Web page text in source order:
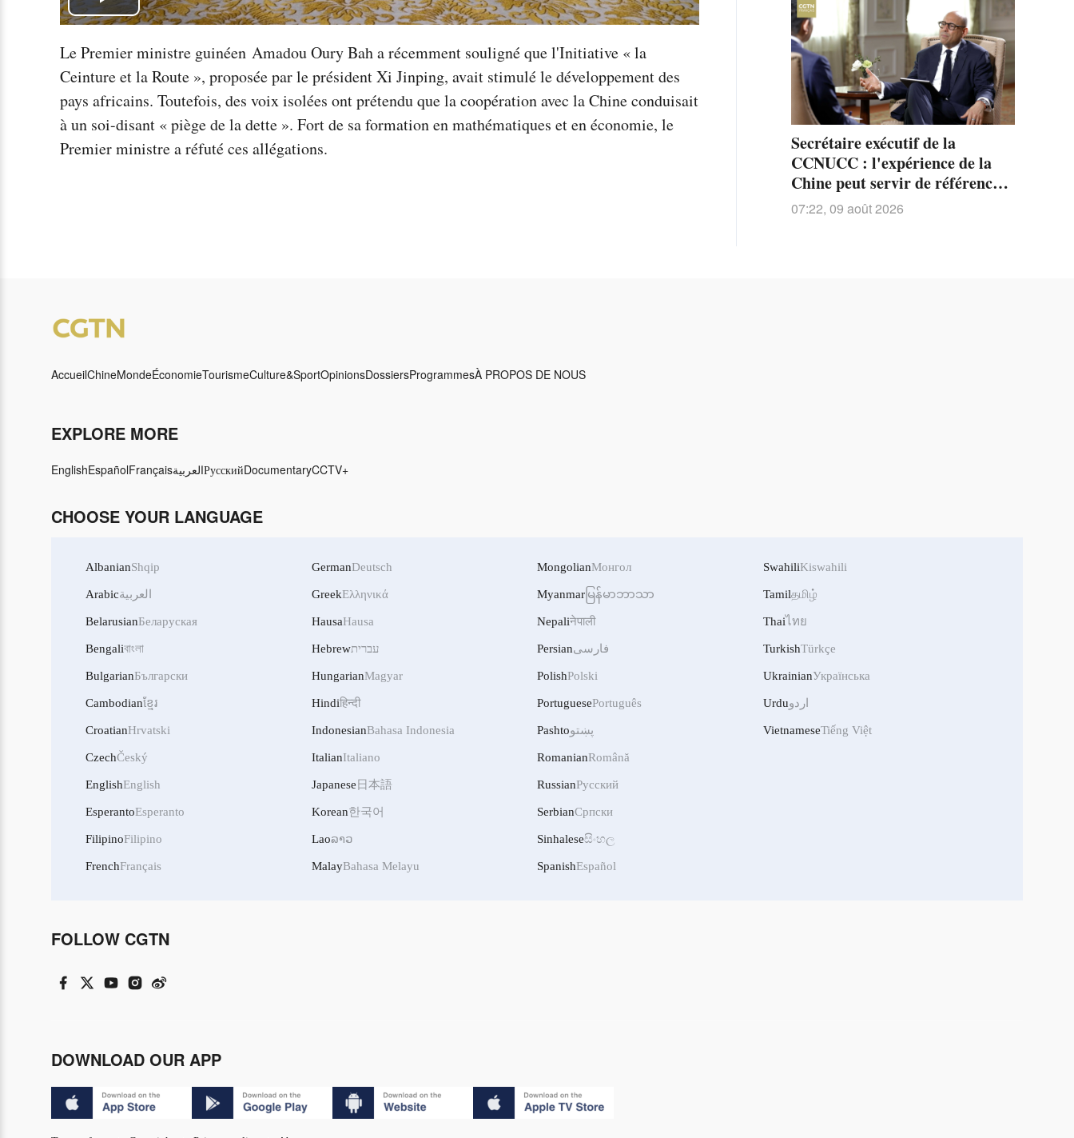
Play
Video
Le Premier ministre guinéen Amadou Oury Bah a récemment souligné que l'Initiative « la
Ceinture et la Route », proposée par le président Xi Jinping, avait stimulé le développement des
pays africains. Toutefois, des voix isolées ont prétendu que la coopération avec la Chine conduisait
à un soi-disant « piège de la dette ». Fort de sa formation en mathématiques et en économie, le
Premier ministre a réfuté ces allégations.
Secrétaire exécutif de la
CCNUCC : l'expérience de la
Chine peut servir de référence à
de nombreux pays
07:22, 09 août 2026
AccueilChineMondeÉconomieTourismeCulture&SportOpinionsDossiersProgrammesÀ PROPOS DE NOUS
EXPLORE MORE
EnglishEspañolFrançaisالعربيةРусскийDocumentaryCCTV+
CHOOSE YOUR LANGUAGE
AlbanianShqip
Arabicالعربية
BelarusianБеларуская
Bengaliবাংলা
BulgarianБългарски
Cambodianខ្មែរ
CroatianHrvatski
CzechČeský
EnglishEnglish
EsperantoEsperanto
FilipinoFilipino
FrenchFrançais
GermanDeutsch
GreekΕλληνικά
HausaHausa
Hebrewעברית
HungarianMagyar
Hindiहिन्दी
IndonesianBahasa Indonesia
ItalianItaliano
Japanese 日本語
Korean한국어
Laoລາວ
MalayBahasa Melayu
MongolianМонгол
Myanmar မြန်မာဘာသာ
Nepaliनेपाली
Persianفارسی
PolishPolski
PortuguesePortuguês
Pashtoپښتو
RomanianRomână
RussianРусский
SerbianСрпски
Sinhaleseසිංහල
SpanishEspañol
SwahiliKiswahili
Tamilதமிழ்
Thaiไทย
TurkishTürkçe
UkrainianУкраїнська
Urduاردو
VietnameseTiếng Việt
FOLLOW CGTN
DOWNLOAD OUR APP